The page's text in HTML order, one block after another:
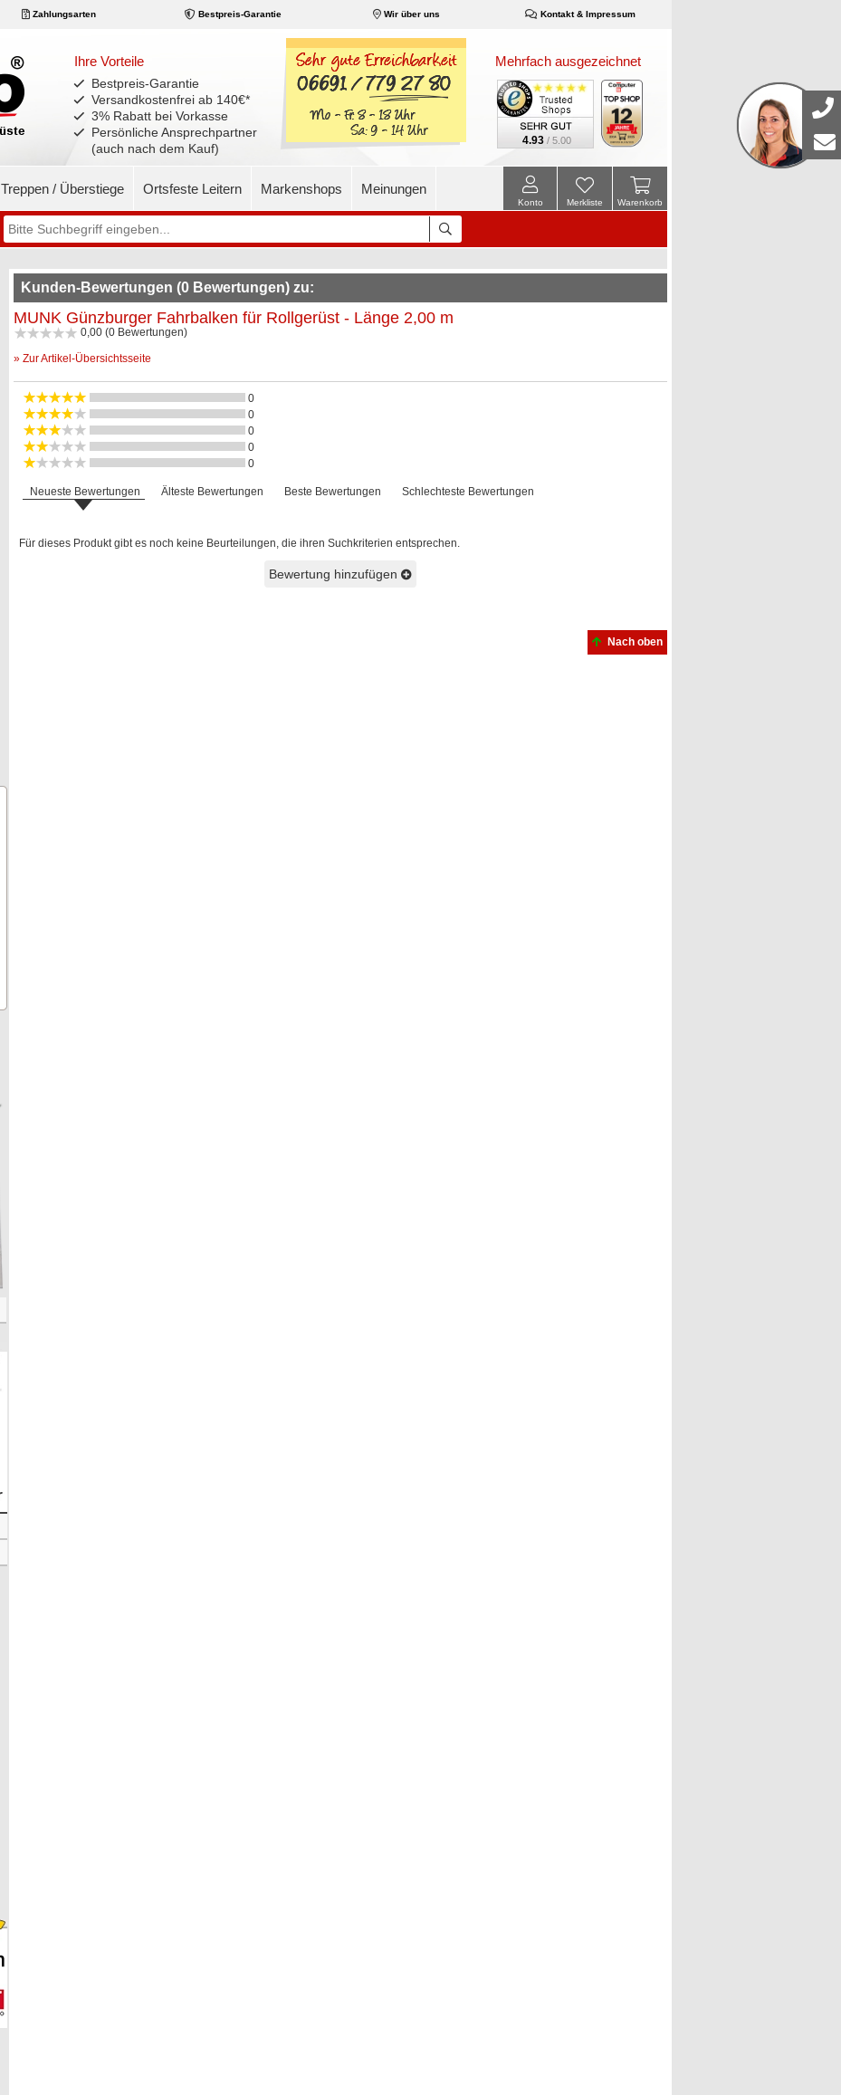
Zahlungsarten Bestpreis-Garantie Wir über uns Kontakt & Impressum
Ihre Vorteile
Bestpreis-Garantie
Versandkostenfrei ab 140€*
3% Rabatt bei Vorkasse
Persönliche Ansprechpartner
(auch nach dem Kauf)
Mehrfach ausgezeichnet
4.93 / 5.00
Treppen / Überstiege Ortsfeste Leitern Markenshops Meinungen
Warenkorb
Merkliste
Konto
Kunden-Bewertungen (0 Bewertungen) zu:
MUNK Günzburger Fahrbalken für Rollgerüst - Länge 2,00 m
0,00 (0 Bewertungen)
» Zur Artikel-Übersichtsseite
0
0
0
0
0
Neueste Bewertungen Älteste Bewertungen Beste Bewertungen Schlechteste Bewertungen
Für dieses Produkt gibt es noch keine Beurteilungen, die ihren Suchkriterien entsprechen.
Bewertung hinzufügen
Nach oben